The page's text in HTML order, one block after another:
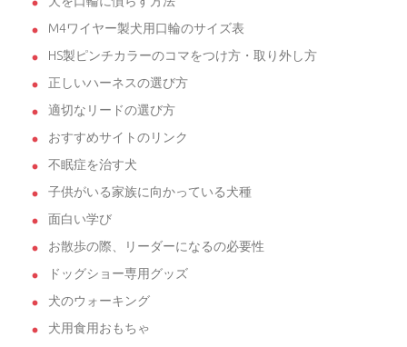
M4ワイヤー製犬用口輪のサイズ表
HS製ピンチカラーのコマをつけ方・取り外し方
正しいハーネスの選び方
適切なリードの選び方
おすすめサイトのリンク
不眠症を治す犬
子供がいる家族に向かっている犬種
面白い学び
お散歩の際、リーダーになるの必要性
ドッグショー専用グッズ
犬のウォーキング
犬用食用おもちゃ